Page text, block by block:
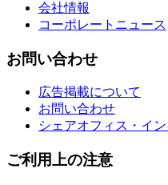
会社情報
コーポレートニュース
お問い合わせ
広告掲載について
お問い合わせ
シェアオフィス・イ
ご利用上の注意